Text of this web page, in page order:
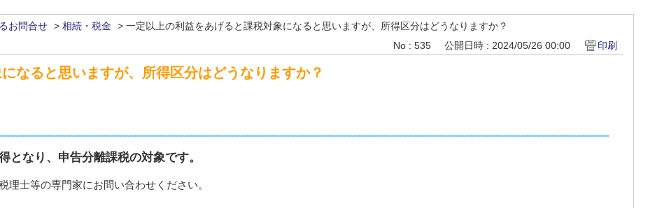
お問合せ > 相続・税金 > 一定以上の利益をあげると課税対象になると思いますが、所得区分はどうなりますか？
No : 535 公開日時 : 2024/05/26 00:00 印刷
なると思いますが、所得区分はどうなりますか？
となり、申告分離課税の対象です。
士等の専門家にお問い合わせください。